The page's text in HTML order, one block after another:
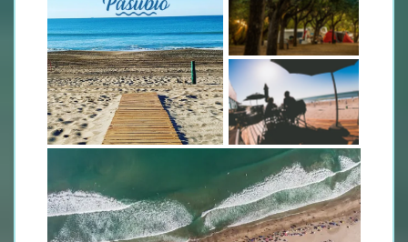
CONTACTO / RESERVAS:
INSTITUCIONES EDUCATIVAS